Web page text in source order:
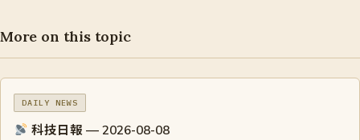
More on this topic
DAILY NEWS
科技日報 — 2026-08-08